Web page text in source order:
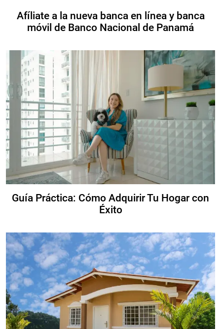
Afíliate a la nueva banca en línea y banca
móvil de Banco Nacional de Panamá
Guía Práctica: Cómo Adquirir Tu Hogar con
Éxito